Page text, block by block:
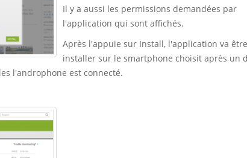
Il y a aussi les permissions demandées par
l'application qui sont affichés.
Après l'appuie sur Install, l'application va être
installer sur le smartphone choisit après un
l'androphone est connecté.